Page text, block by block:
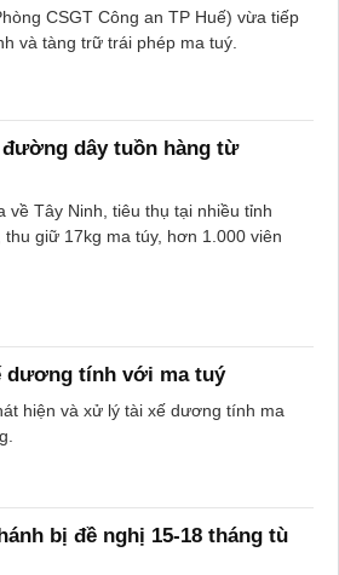
CSGT Công an TP Huế) vừa tiếp
và tàng trữ trái phép ma tuý.
dây tuồn hàng từ
Tây Ninh, tiêu thụ tại nhiều tỉnh
giữ 17kg ma túy, hơn 1.000 viên
dương tính với ma tuý
hiện và xử lý tài xế dương tính ma
bị đề nghị 15-18 tháng tù